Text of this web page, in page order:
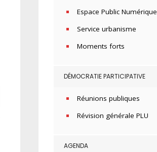
Espace Public Numérique
Service urbanisme
Moments forts
DÉMOCRATIE PARTICIPATIVE
Réunions publiques
Révision générale PLU
AGENDA